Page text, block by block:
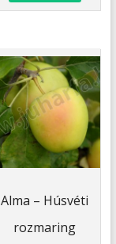
Alma – Húsvéti
rozmaring